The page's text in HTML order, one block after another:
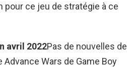
pour ce jeu de stratégie à ce
avril 2022Pas de nouvelles de
Wars de Game Boy